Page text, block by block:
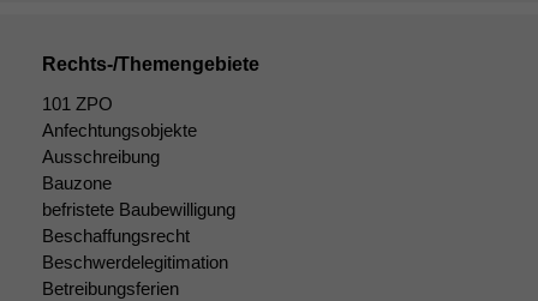
Rechts-/Themengebiete
101 ZPO
Anfechtungsobjekte
Ausschreibung
Bauzone
befristete Baubewilligung
Beschaffungsrecht
Beschwerdelegitimation
Betreibungsferien